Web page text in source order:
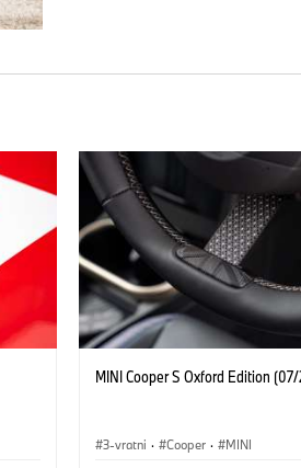
MINI Cooper S Oxford Edition
3-vratni · Cooper · MINI